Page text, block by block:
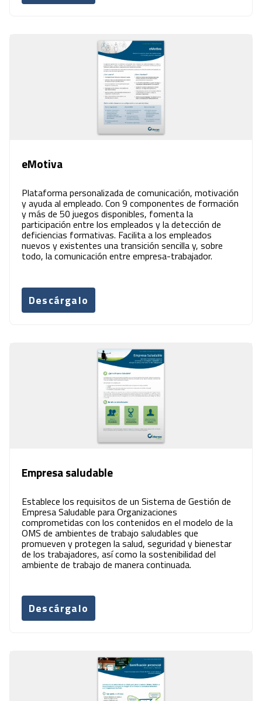
eMotiva
Plataforma personalizada de comunicación, motivación
y ayuda al empleado. Con 9 componentes de formación
y más de 50 juegos disponibles, fomenta la
participación entre los empleados y la detección de
deficiencias formativas. Facilita a los empleados
nuevos y existentes una transición sencilla y, sobre
todo, la comunicación entre empresa-trabajador.
Descárgalo
Empresa saludable
Establece los requisitos de un Sistema de Gestión de
Empresa Saludable para Organizaciones
comprometidas con los contenidos en el modelo de la
OMS de ambientes de trabajo saludables que
promueven y protegen la salud, seguridad y bienestar
de los trabajadores, así como la sostenibilidad del
ambiente de trabajo de manera continuada.
Descárgalo